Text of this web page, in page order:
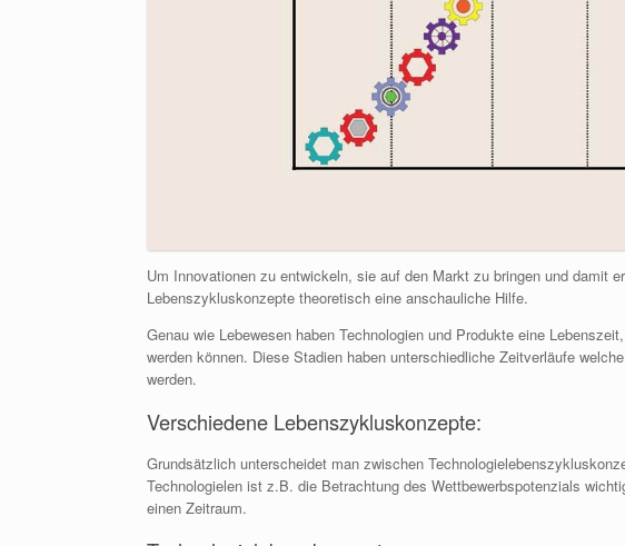
Um Innovationen zu entwickeln, sie auf den Markt zu bringen und damit
Lebenszykluskonzepte theoretisch eine anschauliche Hilfe.
Genau wie Lebewesen haben Technologien und Produkte eine
werden können. Diese Stadien haben unterschiedliche Zeitverläufe
werden.
Verschiedene Lebenszykluskonzepte:
Grundsätzlich unterscheidet man zwischen
Technologielen ist z.B. die Betrachtung des Wettbewerbspotenzials
einen Zeitraum.